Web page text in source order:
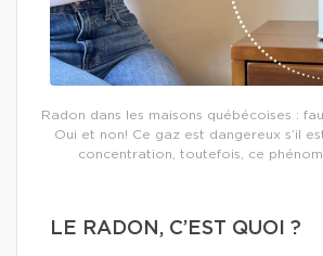
Radon dans les maisons québécoises :
Oui et non! Ce gaz est dangereux s’il
concentration, toutefois, ce
LE RADON, C’EST QUOI ?